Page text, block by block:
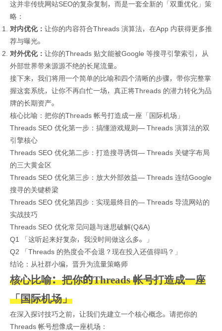
这并非传统网站SEO的复杂复制，而是一套全新的「双重优化」策
略：
对内优化： 让你的内容符合Threads 演算法，在App 内获得更多推
荐与曝光。
对外优化： 让你的Threads 贴文能被Google 等搜寻引擎索引，从
外部世界带来源源不绝的长尾流量。
接下来，我们将用一个简单的比喻和四个清晰的步骤，带你完整掌
握这套系统，让你不再白忙一场，真正将Threads 的潜力转化为品
牌的长期资产。
核心比喻：把你的Threads 帐号打造成一座「国际机场」
Threads SEO 优化第一步：搞懂游戏规则— Threads 演算法的双
引擎核心
Threads SEO 优化第二步：打造搜寻诱饵— Threads 关键字布局
的三大黄金区
Threads SEO 优化第三步：放大外部效益— Threads 连结Google
搜寻的关键桥梁
Threads SEO 优化第四步：实现最终目的— Threads 导流网站的
实战技巧
Threads SEO 优化常见问题与迷思破解(Q&A)
Q1 「这听起来好复杂，我没时间做这么多。」
Q2 「Threads 的热度会不会退？现在投入还值得吗？」
结论：从社群小编，晋升为流量策略师
核心比喻：把你的Threads 帐号打造成一座
「国际机场」
在深入探讨技巧之前，让我们先建立一个核心概念。请把你的
Threads 帐号想像成一座机场：